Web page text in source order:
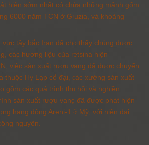
hiện sớm nhất có chứa những mảnh gốm
6000 năm TCN ở Gruzia và khoảng
vực tây bắc Iran đã cho thấy chúng được
, các hương liệu của retsina hiện
việc sản xuất rượu vang đã được chuyển
thuộc Hy Lạp cổ đại , các xưởng sản xuất
gồm các quá trình thu hồi và nghiền
sản xuất rượu vang đã được phát hiện
hang động Areni-1 ở Mỹ , với niên đại
nguyên.